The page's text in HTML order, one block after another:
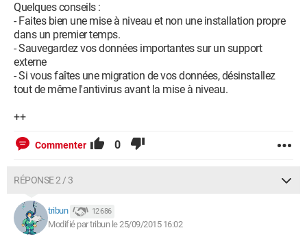
Quelques conseils :
- Faites bien une mise à niveau et non une installation propre
dans un premier temps.
- Sauvegardez vos données importantes sur un support
externe
- Si vous faîtes une migration de vos données, désinstallez
tout de même l'antivirus avant la mise à niveau.
++
Commenter 0
RÉPONSE 2 / 3
tribun 12 686
Modifié par tribun le 25/09/2015 16:02